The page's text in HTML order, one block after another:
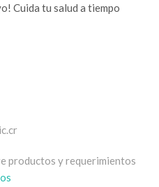
Cuida tu salud a tiempo
productos y requerimientos